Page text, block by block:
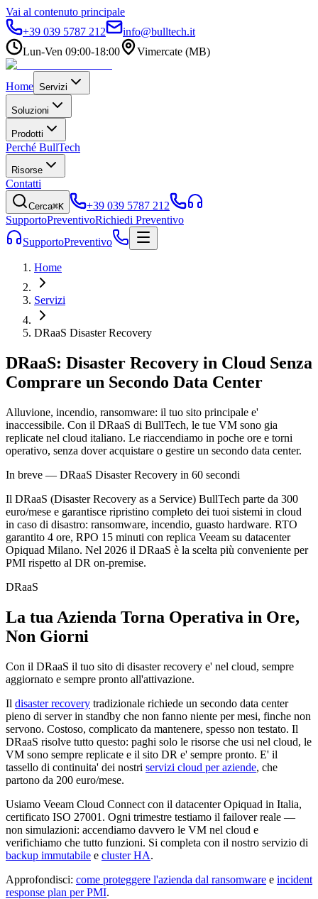
Vai al contenuto principale
+39 039 5787 212
info@bulltech.it
Lun-Ven 09:00-18:00
Vimercate (MB)
Home Servizi
Soluzioni
Prodotti
Perché BullTech
Risorse
Contatti
Cerca⌘K
+39 039 5787 212
SupportoPreventivoRichiedi Preventivo
SupportoPreventivo
Home
Servizi
DRaaS Disaster Recovery
DRaaS: Disaster Recovery in Cloud Senza
Comprare un Secondo Data Center
Alluvione, incendio, ransomware: il tuo sito principale e'
inaccessibile. Con il DRaaS di BullTech, le tue VM sono gia
replicate nel cloud italiano. Le riaccendiamo in poche ore e torni
operativo, senza dover acquistare o gestire un secondo data center.
In breve — DRaaS Disaster Recovery in 60 secondi
Il DRaaS (Disaster Recovery as a Service) BullTech parte da 300
euro/mese e garantisce ripristino completo dei tuoi sistemi in cloud
in caso di disastro: ransomware, incendio, guasto hardware. RTO
garantito 4 ore, RPO 15 minuti con replica Veeam su datacenter
Opiquad Milano. Nel 2026 il DRaaS è la scelta più conveniente per
PMI rispetto al DR on-premise.
DRaaS
La tua Azienda Torna Operativa in Ore,
Non Giorni
Con il DRaaS il tuo sito di disaster recovery e' nel cloud, sempre
aggiornato e sempre pronto all'attivazione.
Il disaster recovery tradizionale richiede un secondo data center
pieno di server in standby che non fanno niente per mesi, finche non
servono. Costoso, complicato da mantenere, spesso non testato. Il
DRaaS risolve tutto questo: paghi solo le risorse che usi nel cloud, le
VM sono sempre replicate e il sito DR e' sempre pronto. E' il
tassello di continuita' dei nostri servizi cloud per aziende, che
partono da 200 euro/mese.
Usiamo Veeam Cloud Connect con il datacenter Opiquad in Italia,
certificato ISO 27001. Ogni trimestre testiamo il failover reale —
non simulazioni: accendiamo davvero le VM nel cloud e
verifichiamo che tutto funzioni. Si completa con il nostro servizio di
backup immutabile e cluster HA.
Approfondisci: come proteggere l'azienda dal ransomware e incident
response plan per PMI.